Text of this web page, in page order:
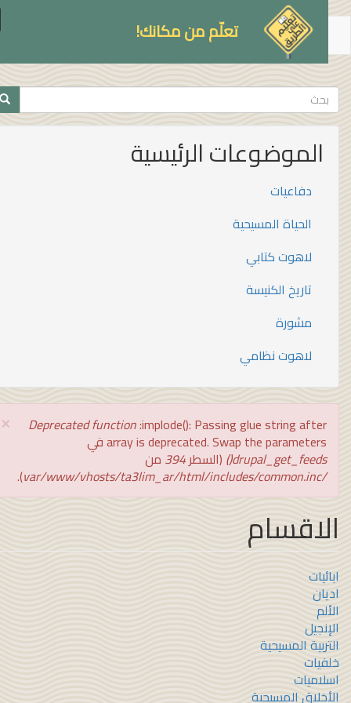
تعلّم من مكانك!
الموضوعات الرئيسية
دفاعيات
الحياة المسيحية
لاهوت كتابي
تاريخ الكنيسة
مشورة
لاهوت نظامي
× رسالة
الخطأ
Deprecated function:implode(): Passing glue string after
array is deprecated. Swap the parameters في
drupal_get_feeds() (السطر394من
).
المسيحية
المسيحية